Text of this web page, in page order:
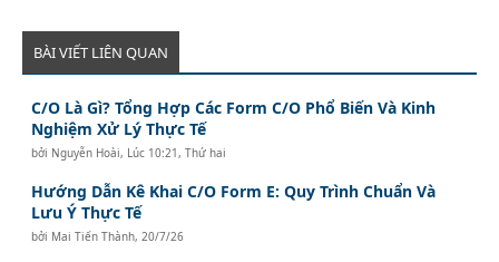
BÀI VIẾT LIÊN QUAN
C/O Là Gì? Tổng Hợp Các Form C/O Phổ Biến Và Kinh
Nghiệm Xử Lý Thực Tế
bởi Nguyễn Hoài, Lúc 10:21, Thứ hai
Hướng Dẫn Kê Khai C/O Form E: Quy Trình Chuẩn Và
Lưu Ý Thực Tế
bởi Mai Tiến Thành, 20/7/26